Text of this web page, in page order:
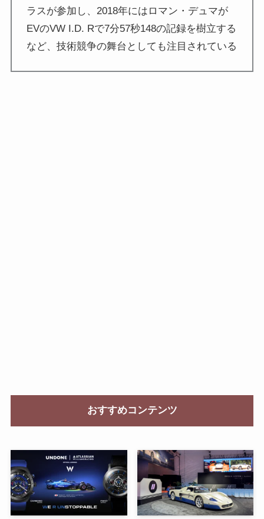
ラスが参加し、2018年にはロマン・デュマが
EVのVW I.D. Rで7分57秒148の記録を樹立する
など、技術競争の舞台としても注目されている
おすすめコンテンツ